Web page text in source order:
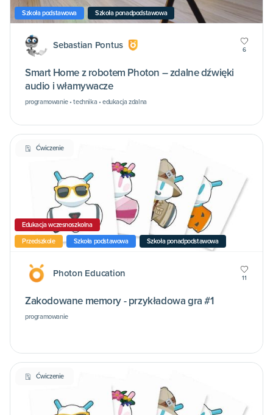
Szkoła podstawowa Szkoła ponadpodstawowa
Sebastian Pontus 6
Smart Home z robotem Photon – zdalne dźwięki
audio i włamywacze
programowanie • technika • edukacja zdalna
Ćwiczenie
Przedszkole Szkoła podstawowa Szkoła ponadpodstawowa
Edukacja wczesnoszkolna
Photon Education 11
Zakodowane memory - przykładowa gra #1
programowanie
Ćwiczenie